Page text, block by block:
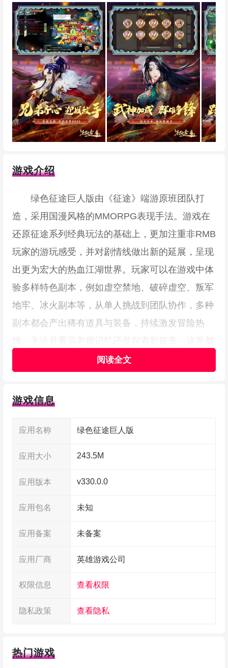
游戏介绍
绿色征途巨人版由《征途》端游原班团队打
造，采用国漫风格的MMORPG表现手法。游戏在
还原征途系列经典玩法的基础上，更加注重非RMB
玩家的游玩感受，并对剧情线做出新的延展，呈现
出更为宏大的热血江湖世界。玩家可以在游戏中体
验多样特色副本，例如虚空禁地、破碎虚空、叛军
地牢、冰火副本等，从单人挑战到团队协作，多种
副本都会产出稀有道具与装备，持续激发冒险热
能重新点燃你的江湖征途之梦，赶快下载体验吧。
沿袭征途端游的国战体系，展现排兵布阵与战
查、增益、暗杀等行动来削弱敌对国家，也能够借
助外交手段在多国之间联横合纵。采用实时PVP精
易，装备与材料均可通过BOSS掉落与任务产出取
机会收获实际回报。
游戏信息
应用名称 绿色征途巨人版
应用大小 243.5M
应用版本 v330.0.0
应用包名 未知
应用备案 未备案
应用厂商 英雄游戏公司
权限信息 查看权限
隐私政策 查看隐私
热门游戏